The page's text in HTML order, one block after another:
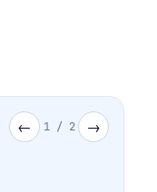
← 1/ 2 →